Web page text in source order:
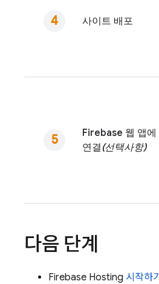
사이트 배포
Firebase 웹 앱에
연결 (선택사항)
다음 단계
Firebase Hosting 시작하기